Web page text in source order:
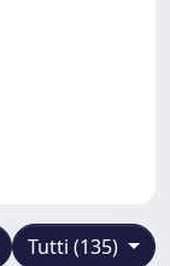
Tutti (135)